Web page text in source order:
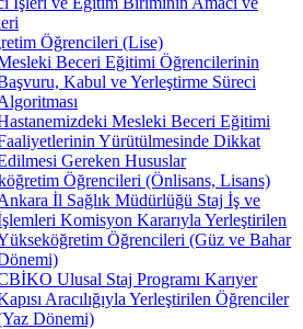
Öğrencileri (Lise)
Beceri Eğitimi Öğrencilerinin
Kabul ve Yerleştirme Süreci
Mesleki Beceri Eğitimi
Yürütülmesinde Dikkat
Gereken Hususlar
Öğrencileri (Önlisans, Lisans)
İl Sağlık Müdürlüğü Staj İş ve
Komisyon Kararıyla Yerleştirilen
Öğrencileri (Güz ve Bahar
Ulusal Staj Programı Karıyer
Aracılığıyla Yerleştirilen Öğrenciler
Dönemi)